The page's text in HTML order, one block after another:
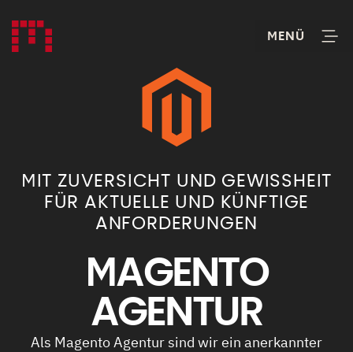
MIT ZUVERSICHT UND GEWISSHEIT
FÜR AKTUELLE UND KÜNFTIGE
ANFORDERUNGEN
MAGENTO
AGENTUR
Als Magento Agentur sind wir ein anerkannter